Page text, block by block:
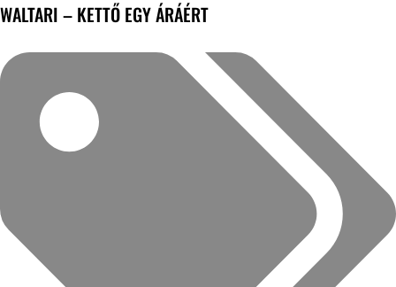
WALTARI – KETTŐ EGY ÁRÁÉRT